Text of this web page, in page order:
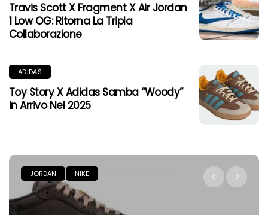
Travis Scott X Fragment X Air Jordan
1 Low OG: Ritorna La Tripla
Collaborazione
ADIDAS
Toy Story X Adidas Samba “Woody”
In Arrivo Nel 2025
JORDAN NIKE